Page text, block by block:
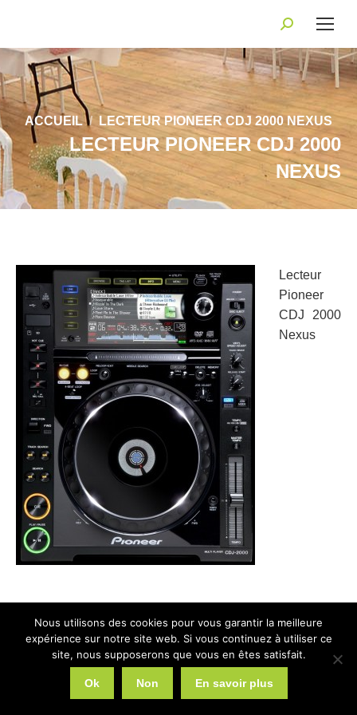
Recherche
:
Vous êtes ici :
ACCUEIL LECTEUR PIONEER CDJ 2000 NEXUS
LECTEUR PIONEER CDJ 2000
NEXUS
Lecteur
Pioneer
CDJ 2000
Nexus
2026 © Web Communication
Liens utiles
Nous utilisons des cookies pour vous garantir la meilleure
expérience sur notre site web. Si vous continuez à utiliser ce
site, nous supposerons que vous en êtes satisfait.
Ok Non En savoir plus